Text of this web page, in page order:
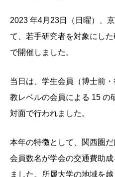
2023 年4月23日（日曜）、
て、若手研究者を対象にし
で開催しました。
当日は、学生会員（博士前
教レベルの会員による 15 の
対面で行われました。
本年の特徴として、関西圏
会員数名が学会の交通費助
ました。所属大学の地域を